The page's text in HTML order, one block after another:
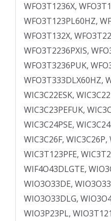
WFO3T1236X,
WFO3T123PL60HZ,
WFO3T132X,
WFO3T2236PXIS,
WFO3T3236PUK,
WFO3T333DLX60HZ,
WIC3C22ESK,
WIC3C23PEFUK,
WIC3C24PSE,
WIC3C26F,
WIC3T123PFE,
WIF4O43DLGTE,
WIO3O33DE,
WIO3O33DLG,
WIO3P23PL,